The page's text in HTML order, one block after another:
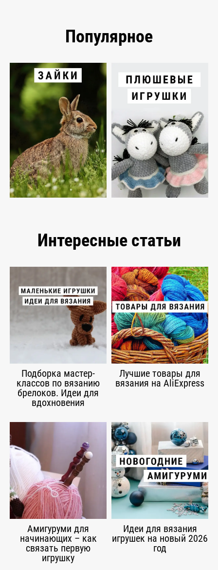
Популярное
Интересные статьи
Подборка мастер-
классов по вязанию
брелоков. Идеи для
вдохновения
Лучшие товары для
вязания на AliExpress
Амигуруми для
начинающих – как
связать первую
игрушку
Идеи для вязания
игрушек на новый 2026
год